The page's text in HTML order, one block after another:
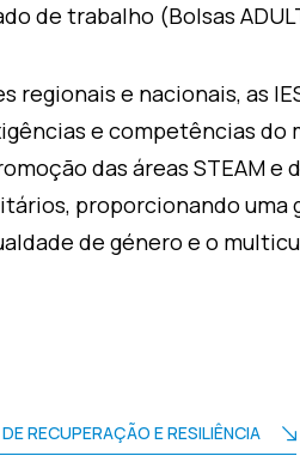
de trabalho (Bolsas
e nacionais, as
e competências
das áreas STEAM
proporcionando
de género e o
RECUPERAÇÃO E RESILIÊNCIA